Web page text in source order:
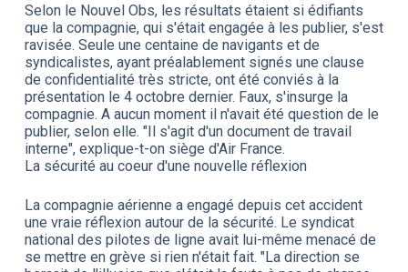
Selon le Nouvel Obs, les résultats étaient si édifiants
que la compagnie, qui s'était engagée à les publier, s'est
ravisée. Seule une centaine de navigants et de
syndicalistes, ayant préalablement signés une clause
de confidentialité très stricte, ont été conviés à la
présentation le 4 octobre dernier. Faux, s'insurge la
compagnie. A aucun moment il n'avait été question de le
publier, selon elle. "Il s'agit d'un document de travail
interne", explique-t-on siège d'Air France.
La sécurité au coeur d'une nouvelle réflexion
La compagnie aérienne a engagé depuis cet accident
une vraie réflexion autour de la sécurité. Le syndicat
national des pilotes de ligne avait lui-même menacé de
se mettre en grève si rien n'était fait. "La direction se